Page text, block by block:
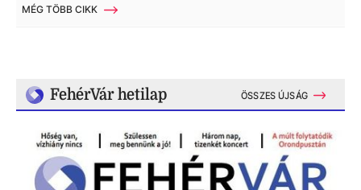
MÉG TÖBB CIKK
FehérVár hetilap ÖSSZES ÚJSÁG